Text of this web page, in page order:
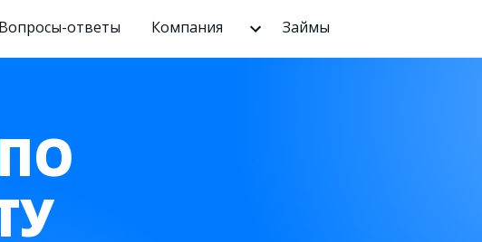
Вопросы-ответы Компания Займы